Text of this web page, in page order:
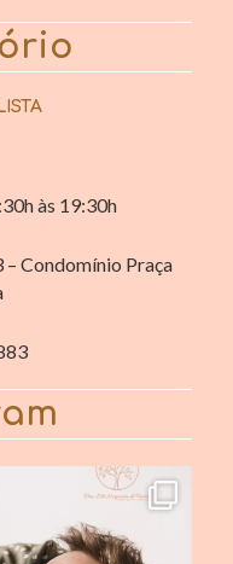
às 19:30h
– Condomínio Praça